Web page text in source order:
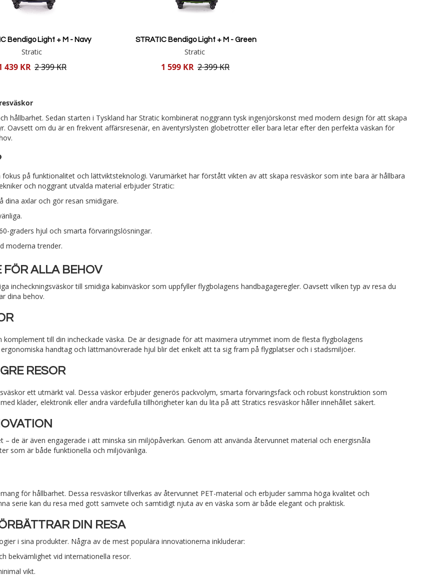
Bendigo Light + M - Navy
Stratic
439 KR 2 399 KR
Lägg i varukorgen
STRATIC Bendigo Light + M - Green
Stratic
1 599 KR 2 399 KR
hållbarhet. Sedan starten i Tyskland har Stratic kombinerat noggrann tysk ingenjörskonst med modern design för att skapa
Oavsett om du är en frekvent affärsresenär, en äventyrslysten globetrotter eller bara letar efter den perfekta väskan för
på funktionalitet och lättviktsteknologi. Varumärket har förstått vikten av att skapa resväskor som inte bara är hållbara
och noggrant utvalda material erbjuder Stratic:
dina axlar och gör resan smidigare.
graders hjul och smarta förvaringslösningar.
moderna trender.
FÖR ALLA BEHOV
incheckningsväskor till smidiga kabinväskor som uppfyller flygbolagens handbagageregler. Oavsett vilken typ av resa du
dina behov.
till din incheckade väska. De är designade för att maximera utrymmet inom de flesta flygbolagens
handtag och lättmanövrerade hjul blir det enkelt att ta sig fram på flygplatser och i stadsmiljöer.
RESOR
ett utmärkt val. Dessa väskor erbjuder generös packvolym, smarta förvaringsfack och robust konstruktion som
kläder, elektronik eller andra värdefulla tillhörigheter kan du lita på att Stratics resväskor håller innehållet säkert.
de är även engagerade i att minska sin miljöpåverkan. Genom att använda återvunnet material och energisnåla
som är både funktionella och miljövänliga.
för hållbarhet. Dessa resväskor tillverkas av återvunnet PET-material och erbjuder samma höga kvalitet och
serie kan du resa med gott samvete och samtidigt njuta av en väska som är både elegant och praktisk.
DIN RESA
i sina produkter. Några av de mest populära innovationerna inkluderar:
bekvämlighet vid internationella resor.
vikt.